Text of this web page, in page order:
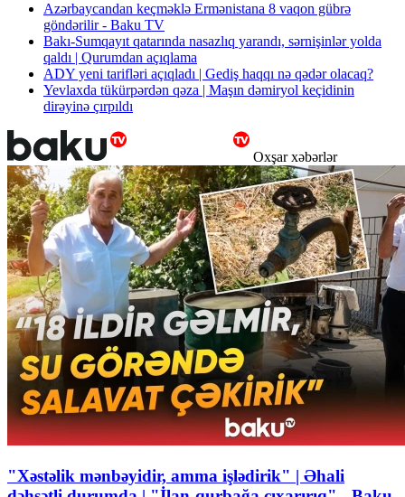
Azərbaycandan keçməklə Ermənistana 8 vaqon gübrə
göndərilir - Baku TV
Bakı-Sumqayıt qatarında nasazlıq yarandı, sərnişinlər yolda
qaldı | Qurumdan açıqlama
ADY yeni tarifləri açıqladı | Gediş haqqı nə qədər olacaq?
Yevlaxda tükürpərdən qəza | Maşın dəmiryol keçidinin
dirəyinə çırpıldı
Oxşar xəbərlər
"Xəstəlik mənbəyidir, amma işlədirik" | Əhali